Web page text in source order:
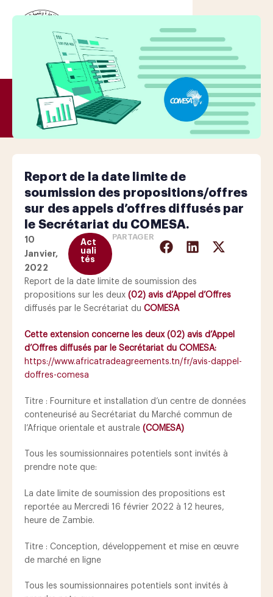
Report de la date limite de
soumission des propositions/offres
sur des appels d’offres diffusés par
le Secrétariat du COMESA.
10
Janvier,
2022
Act
uali
tés
PARTAGER
Report de la date limite de soumission des
propositions sur les deux (02) avis d’Appel d’Offres
diffusés par le Secrétariat du COMESA
Cette extension concerne les deux (02) avis d’Appel
d’Offres diffusés par le Secrétariat du COMESA:
https://www.africatradeagreements.tn/fr/avis-dappel-
doffres-comesa
Titre : Fourniture et installation d’un centre de données
conteneurisé au Secrétariat du Marché commun de
l’Afrique orientale et australe (COMESA)
Tous les soumissionnaires potentiels sont invités à
prendre note que:
La date limite de soumission des propositions est
reportée au Mercredi 16 février 2022 à 12 heures,
heure de Zambie.
Titre : Conception, développement et mise en œuvre
de marché en ligne
Tous les soumissionnaires potentiels sont invités à